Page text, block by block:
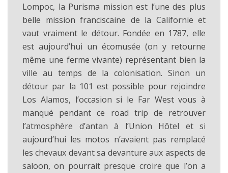
Lompoc, la Purisma mission est l’une des plus
belle mission franciscaine de la Californie et
vaut vraiment le détour. Fondée en 1787, elle
est aujourd’hui un écomusée (on y retourne
même une ferme vivante) représentant bien la
ville au temps de la colonisation. Sinon un
détour par la 101 est possible pour rejoindre
Los Alamos, l’occasion si le Far West vous à
manqué pendant ce road trip de retrouver
l’atmosphère d’antan à l’Union Hôtel et si
aujourd’hui les motos n’avaient pas remplacé
les chevaux devant sa devanture aux aspects de
saloon, on pourrait presque croire que l’on a